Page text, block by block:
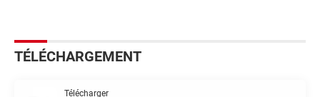
TÉLÉCHARGEMENT
Télécharger